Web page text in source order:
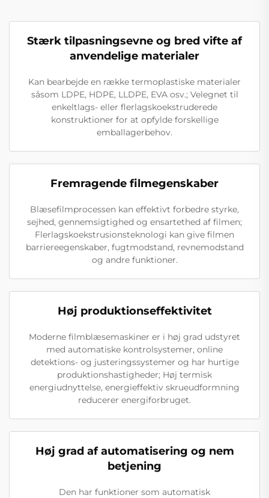
Stærk tilpasningsevne og bred vifte af
anvendelige materialer
Kan bearbejde en række termoplastiske materialer
såsom LDPE, HDPE, LLDPE, EVA osv.; Velegnet til
enkeltlags- eller flerlagskoekstruderede
konstruktioner for at opfylde forskellige
emballagerbehov.
Fremragende filmegenskaber
Blæsefilmprocessen kan effektivt forbedre styrke,
sejhed, gennemsigtighed og ensartethed af filmen;
Flerlagskoekstrusionsteknologi kan give filmen
barriereegenskaber, fugtmodstand, revnemodstand
og andre funktioner.
Høj produktionseffektivitet
Moderne filmblæsemaskiner er i høj grad udstyret
med automatiske kontrolsystemer, online
detektions- og justeringssystemer og har hurtige
produktionshastigheder; Høj termisk
energiudnyttelse, energieffektiv skrueudformning
reducerer energiforbruget.
Høj grad af automatisering og nem
betjening
Den har funktioner som automatisk